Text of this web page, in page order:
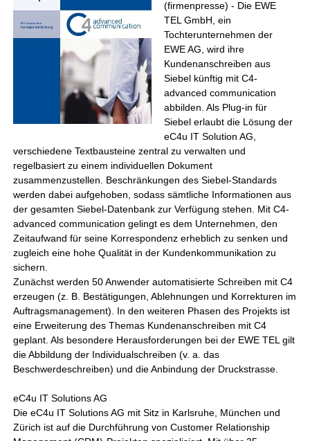
(firmenpresse) - Die EWE
TEL GmbH, ein
Tochterunternehmen der
EWE AG, wird ihre
Kundenanschreiben aus
Siebel künftig mit C4-
advanced communication
abbilden. Als Plug-in für
Siebel erlaubt die Lösung der
eC4u IT Solution AG,
verschiedene Textbausteine zentral zu verwalten und
regelbasiert zu einem individuellen Dokument
zusammenzustellen. Beschränkungen des Siebel-Standards
werden dabei aufgehoben, sodass sämtliche Informationen aus
der gesamten Siebel-Datenbank zur Verfügung stehen. Mit C4-
advanced communication gelingt es dem Unternehmen, den
Zeitaufwand für seine Korrespondenz erheblich zu senken und
zugleich eine hohe Qualität in der Kundenkommunikation zu
sichern.
Zunächst werden 50 Anwender automatisierte Schreiben mit C4
erzeugen (z. B. Bestätigungen, Ablehnungen und Korrekturen im
Auftragsmanagement). In den weiteren Phasen des Projekts ist
eine Erweiterung des Themas Kundenanschreiben mit C4
geplant. Als besondere Herausforderungen bei der EWE TEL gilt
die Abbildung der Individualschreiben (v. a. das
Beschwerdeschreiben) und die Anbindung der Druckstrasse.
eC4u IT Solutions AG
Die eC4u IT Solutions AG mit Sitz in Karlsruhe, München und
Zürich ist auf die Durchführung von Customer Relationship